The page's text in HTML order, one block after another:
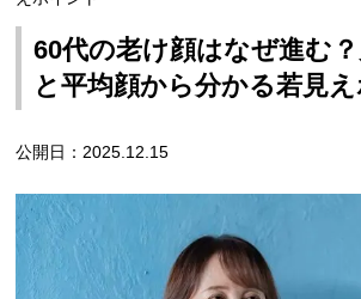
60代の老け顔はなぜ進む
と平均顔から分かる若見
公開日：2025.12.15